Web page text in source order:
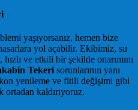
yaşıyorsanız, hemen bize
yol açabilir. Ekibimiz, su
hızlı ve etkili bir şekilde onarımını
Tekeri sorunlarının yanı
yenileme ve fitili değişimi gibi
ortadan kaldırıyoruz.